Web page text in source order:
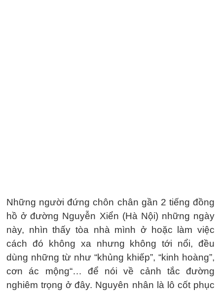
Những người đứng chôn chân gần 2 tiếng đồng
hồ ở đường Nguyễn Xiển (Hà Nội) những ngày
này, nhìn thấy tòa nhà mình ở hoặc làm việc
cách đó không xa nhưng không tới nổi, đều
dùng những từ như “khủng khiếp”, “kinh hoàng”,
cơn ác mộng“… để nói về cảnh tắc đường
nghiêm trọng ở đây. Nguyên nhân là lô cốt phục